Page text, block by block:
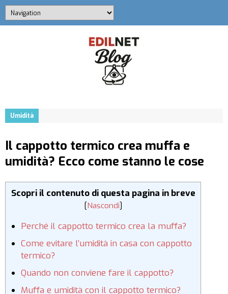
Umidità
Il cappotto termico crea muffa e
umidità? Ecco come stanno le cose
Scopri il contenuto di questa pagina in breve
[Nascondi]
Perché il cappotto termico crea la muffa?
Come evitare l’umidità in casa con cappotto
termico?
Quando non conviene fare il cappotto?
Muffa e umidità con il cappotto termico?